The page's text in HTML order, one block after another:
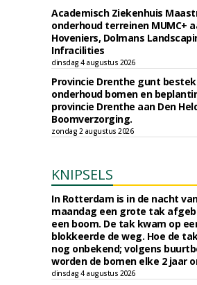
Academisch Ziekenhuis
onderhoud terreinen MUMC+
Hoveniers, Dolmans
Infracilities
dinsdag 4 augustus 2026
Provincie Drenthe gunt bestek
onderhoud bomen en
provincie Drenthe aan Den
Boomverzorging.
zondag 2 augustus 2026
KNIPSELS
In Rotterdam is in de nacht
maandag een grote tak
een boom. De tak kwam op
blokkeerde de weg. Hoe de
nog onbekend; volgens
worden de bomen elke 2 jaar
dinsdag 4 augustus 2026